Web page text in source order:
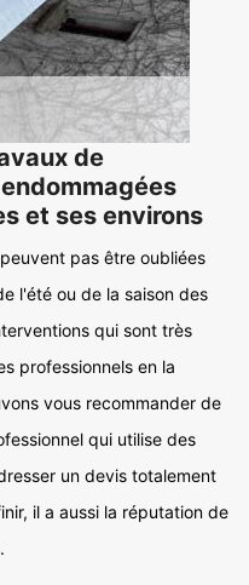
de
et ses environs
pas être oubliées
l'été ou de la saison des
qui sont très
professionnels en la
vous recommander de
qui utilise des
un devis totalement
il a aussi la réputation de